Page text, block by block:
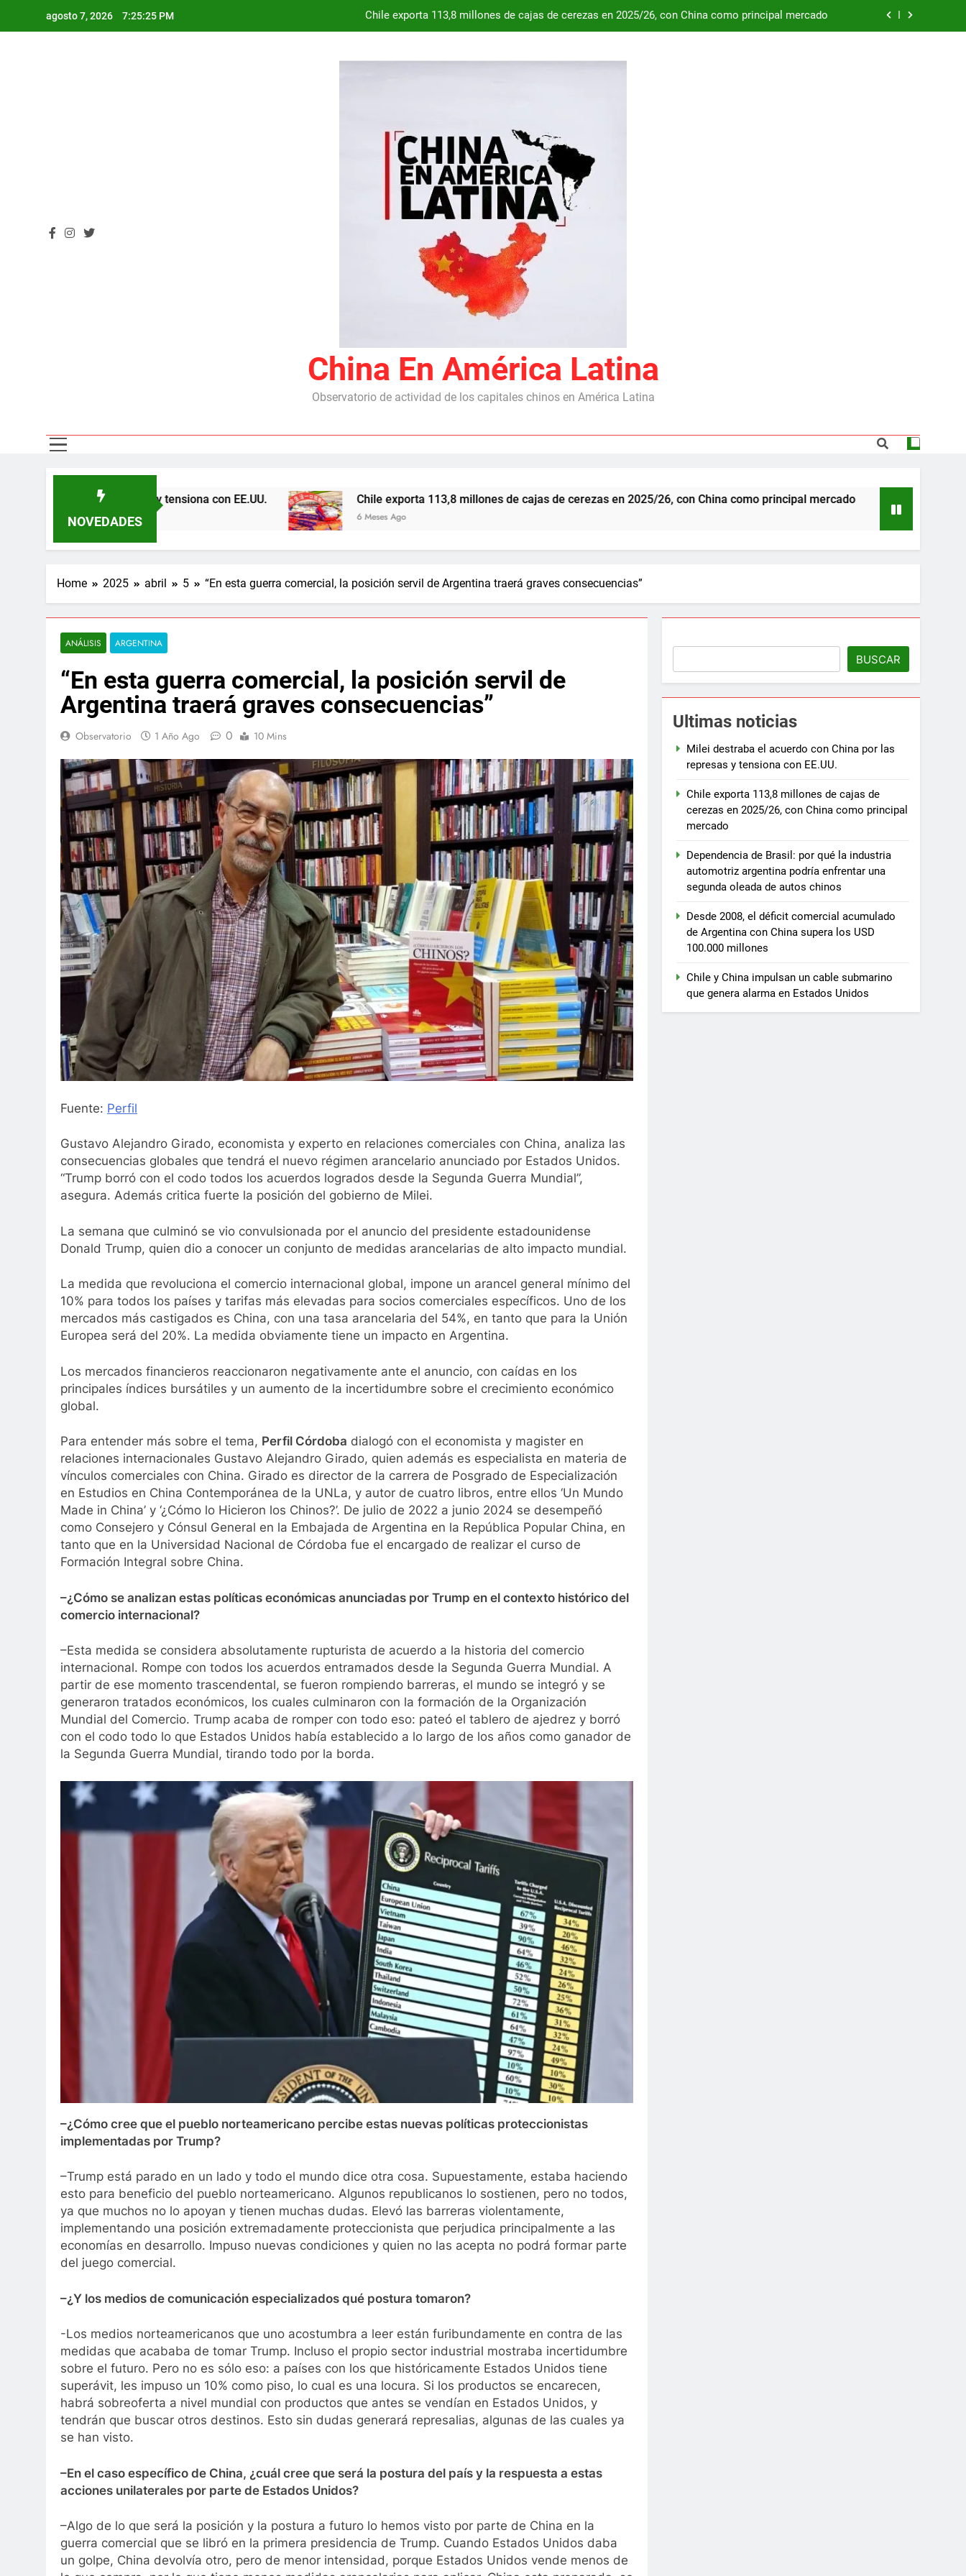
agosto 7, 2026 7:25:27 PM Chile exporta 113,8 millones de cajas de cerezas en 2025/26, con China como principal mercado
Chile exporta 113,8 millones de cajas de cerezas en 2025/26, con China como principal mercado
Dependencia de Brasil: por qué la industria automotriz argentina podría enfrentar una segunda oleada de
Desde 2008, el déficit comercial acumulado de Argentina con China supera los USD 100.000 millones
China En América Latina
Observatorio de actividad de los capitales chinos en América Latina
NOVEDADES
represas y tensiona con EE.UU. Chile exporta 113,8 millones de cajas de cerezas en 2025/26, con China como principal mercado
6 Meses Ago
Dependencia de
6 Meses Ago
Home 2025 abril 5 “En esta guerra comercial, la posición servil de Argentina traerá graves consecuencias”
ANÁLISIS ARGENTINA
“En esta guerra comercial, la posición servil de
Argentina traerá graves consecuencias”
Observatorio 1 Año Ago 0 10 Mins
Fuente: Perfil
Gustavo Alejandro Girado, economista y experto en relaciones comerciales con China, analiza las
consecuencias globales que tendrá el nuevo régimen arancelario anunciado por Estados Unidos.
“Trump borró con el codo todos los acuerdos logrados desde la Segunda Guerra Mundial”,
asegura. Además critica fuerte la posición del gobierno de Milei.
La semana que culminó se vio convulsionada por el anuncio del presidente estadounidense
Donald Trump, quien dio a conocer un conjunto de medidas arancelarias de alto impacto mundial.
La medida que revoluciona el comercio internacional global, impone un arancel general mínimo del
10% para todos los países y tarifas más elevadas para socios comerciales específicos. Uno de los
mercados más castigados es China, con una tasa arancelaria del 54%, en tanto que para la Unión
Europea será del 20%. La medida obviamente tiene un impacto en Argentina.
Los mercados financieros reaccionaron negativamente ante el anuncio, con caídas en los
principales índices bursátiles y un aumento de la incertidumbre sobre el crecimiento económico
global.
Para entender más sobre el tema, Perfil Córdoba dialogó con el economista y magister en
relaciones internacionales Gustavo Alejandro Girado, quien además es especialista en materia de
vínculos comerciales con China. Girado es director de la carrera de Posgrado de Especialización
en Estudios en China Contemporánea de la UNLa, y autor de cuatro libros, entre ellos ‘Un Mundo
Made in China’ y ‘¿Cómo lo Hicieron los Chinos?’. De julio de 2022 a junio 2024 se desempeñó
como Consejero y Cónsul General en la Embajada de Argentina en la República Popular China, en
tanto que en la Universidad Nacional de Córdoba fue el encargado de realizar el curso de
Formación Integral sobre China.
–¿Cómo se analizan estas políticas económicas anunciadas por Trump en el contexto histórico del
comercio internacional?
–Esta medida se considera absolutamente rupturista de acuerdo a la historia del comercio
internacional. Rompe con todos los acuerdos entramados desde la Segunda Guerra Mundial. A
partir de ese momento trascendental, se fueron rompiendo barreras, el mundo se integró y se
generaron tratados económicos, los cuales culminaron con la formación de la Organización
Mundial del Comercio. Trump acaba de romper con todo eso: pateó el tablero de ajedrez y borró
con el codo todo lo que Estados Unidos había establecido a lo largo de los años como ganador de
la Segunda Guerra Mundial, tirando todo por la borda.
–¿Cómo cree que el pueblo norteamericano percibe estas nuevas políticas proteccionistas
implementadas por Trump?
–Trump está parado en un lado y todo el mundo dice otra cosa. Supuestamente, estaba haciendo
esto para beneficio del pueblo norteamericano. Algunos republicanos lo sostienen, pero no todos,
ya que muchos no lo apoyan y tienen muchas dudas. Elevó las barreras violentamente,
implementando una posición extremadamente proteccionista que perjudica principalmente a las
economías en desarrollo. Impuso nuevas condiciones y quien no las acepta no podrá formar parte
del juego comercial.
–¿Y los medios de comunicación especializados qué postura tomaron?
-Los medios norteamericanos que uno acostumbra a leer están furibundamente en contra de las
medidas que acababa de tomar Trump. Incluso el propio sector industrial mostraba incertidumbre
sobre el futuro. Pero no es sólo eso: a países con los que históricamente Estados Unidos tiene
superávit, les impuso un 10% como piso, lo cual es una locura. Si los productos se encarecen,
habrá sobreoferta a nivel mundial con productos que antes se vendían en Estados Unidos, y
tendrán que buscar otros destinos. Esto sin dudas generará represalias, algunas de las cuales ya
se han visto.
–En el caso específico de China, ¿cuál cree que será la postura del país y la respuesta a estas
acciones unilaterales por parte de Estados Unidos?
–Algo de lo que será la posición y la postura a futuro lo hemos visto por parte de China en la
guerra comercial que se libró en la primera presidencia de Trump. Cuando Estados Unidos daba
un golpe, China devolvía otro, pero de menor intensidad, porque Estados Unidos vende menos de
BUSCAR
Ultimas noticias
Milei destraba el acuerdo con China por las
represas y tensiona con EE.UU.
Chile exporta 113,8 millones de cajas de
cerezas en 2025/26, con China como principal
mercado
Dependencia de Brasil: por qué la industria
automotriz argentina podría enfrentar una
segunda oleada de autos chinos
Desde 2008, el déficit comercial acumulado
de Argentina con China supera los USD
100.000 millones
Chile y China impulsan un cable submarino
que genera alarma en Estados Unidos